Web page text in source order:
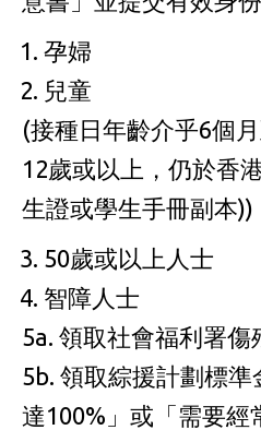
孕婦
兒童
(接種日年齡介乎6個
12歲或以上，仍於香
生證或學生手冊副本))
50歲或以上人士
智障人士
5a. 領取社會福利署傷
5b. 領取綜援計劃標
達100%」或「需要經